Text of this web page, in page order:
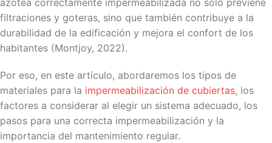
azotea correctamente impermeabilizada no solo previene
filtraciones y goteras, sino que también contribuye a la
durabilidad de la edificación y mejora el confort de los
habitantes (Montjoy, 2022).
Por eso, en este artículo, abordaremos los tipos de
materiales para la impermeabilización de cubiertas, los
factores a considerar al elegir un sistema adecuado, los
pasos para una correcta impermeabilización y la
importancia del mantenimiento regular.